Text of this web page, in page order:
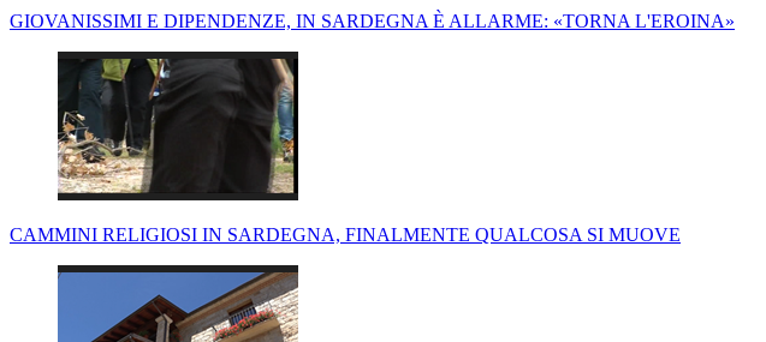
GIOVANISSIMI E DIPENDENZE, IN SARDEGNA È ALLARME: «TORNA L'EROINA»
CAMMINI RELIGIOSI IN SARDEGNA, FINALMENTE QUALCOSA SI MUOVE